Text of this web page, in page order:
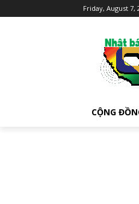
Friday, August 7,
CỘNG